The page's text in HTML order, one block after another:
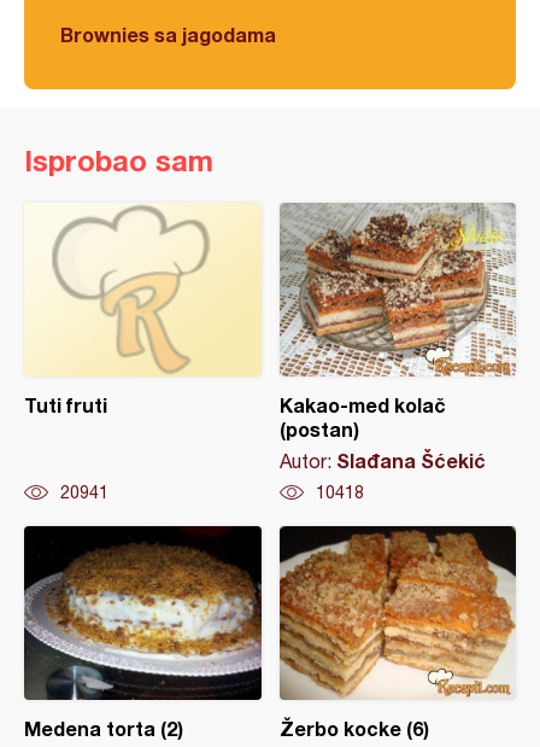
Brownies sa jagodama
Isprobao sam
Tuti fruti
20941
Kakao-med kolač
(postan)
Autor: Slađana Šćekić
10418
Medena torta (2) Žerbo kocke (6)